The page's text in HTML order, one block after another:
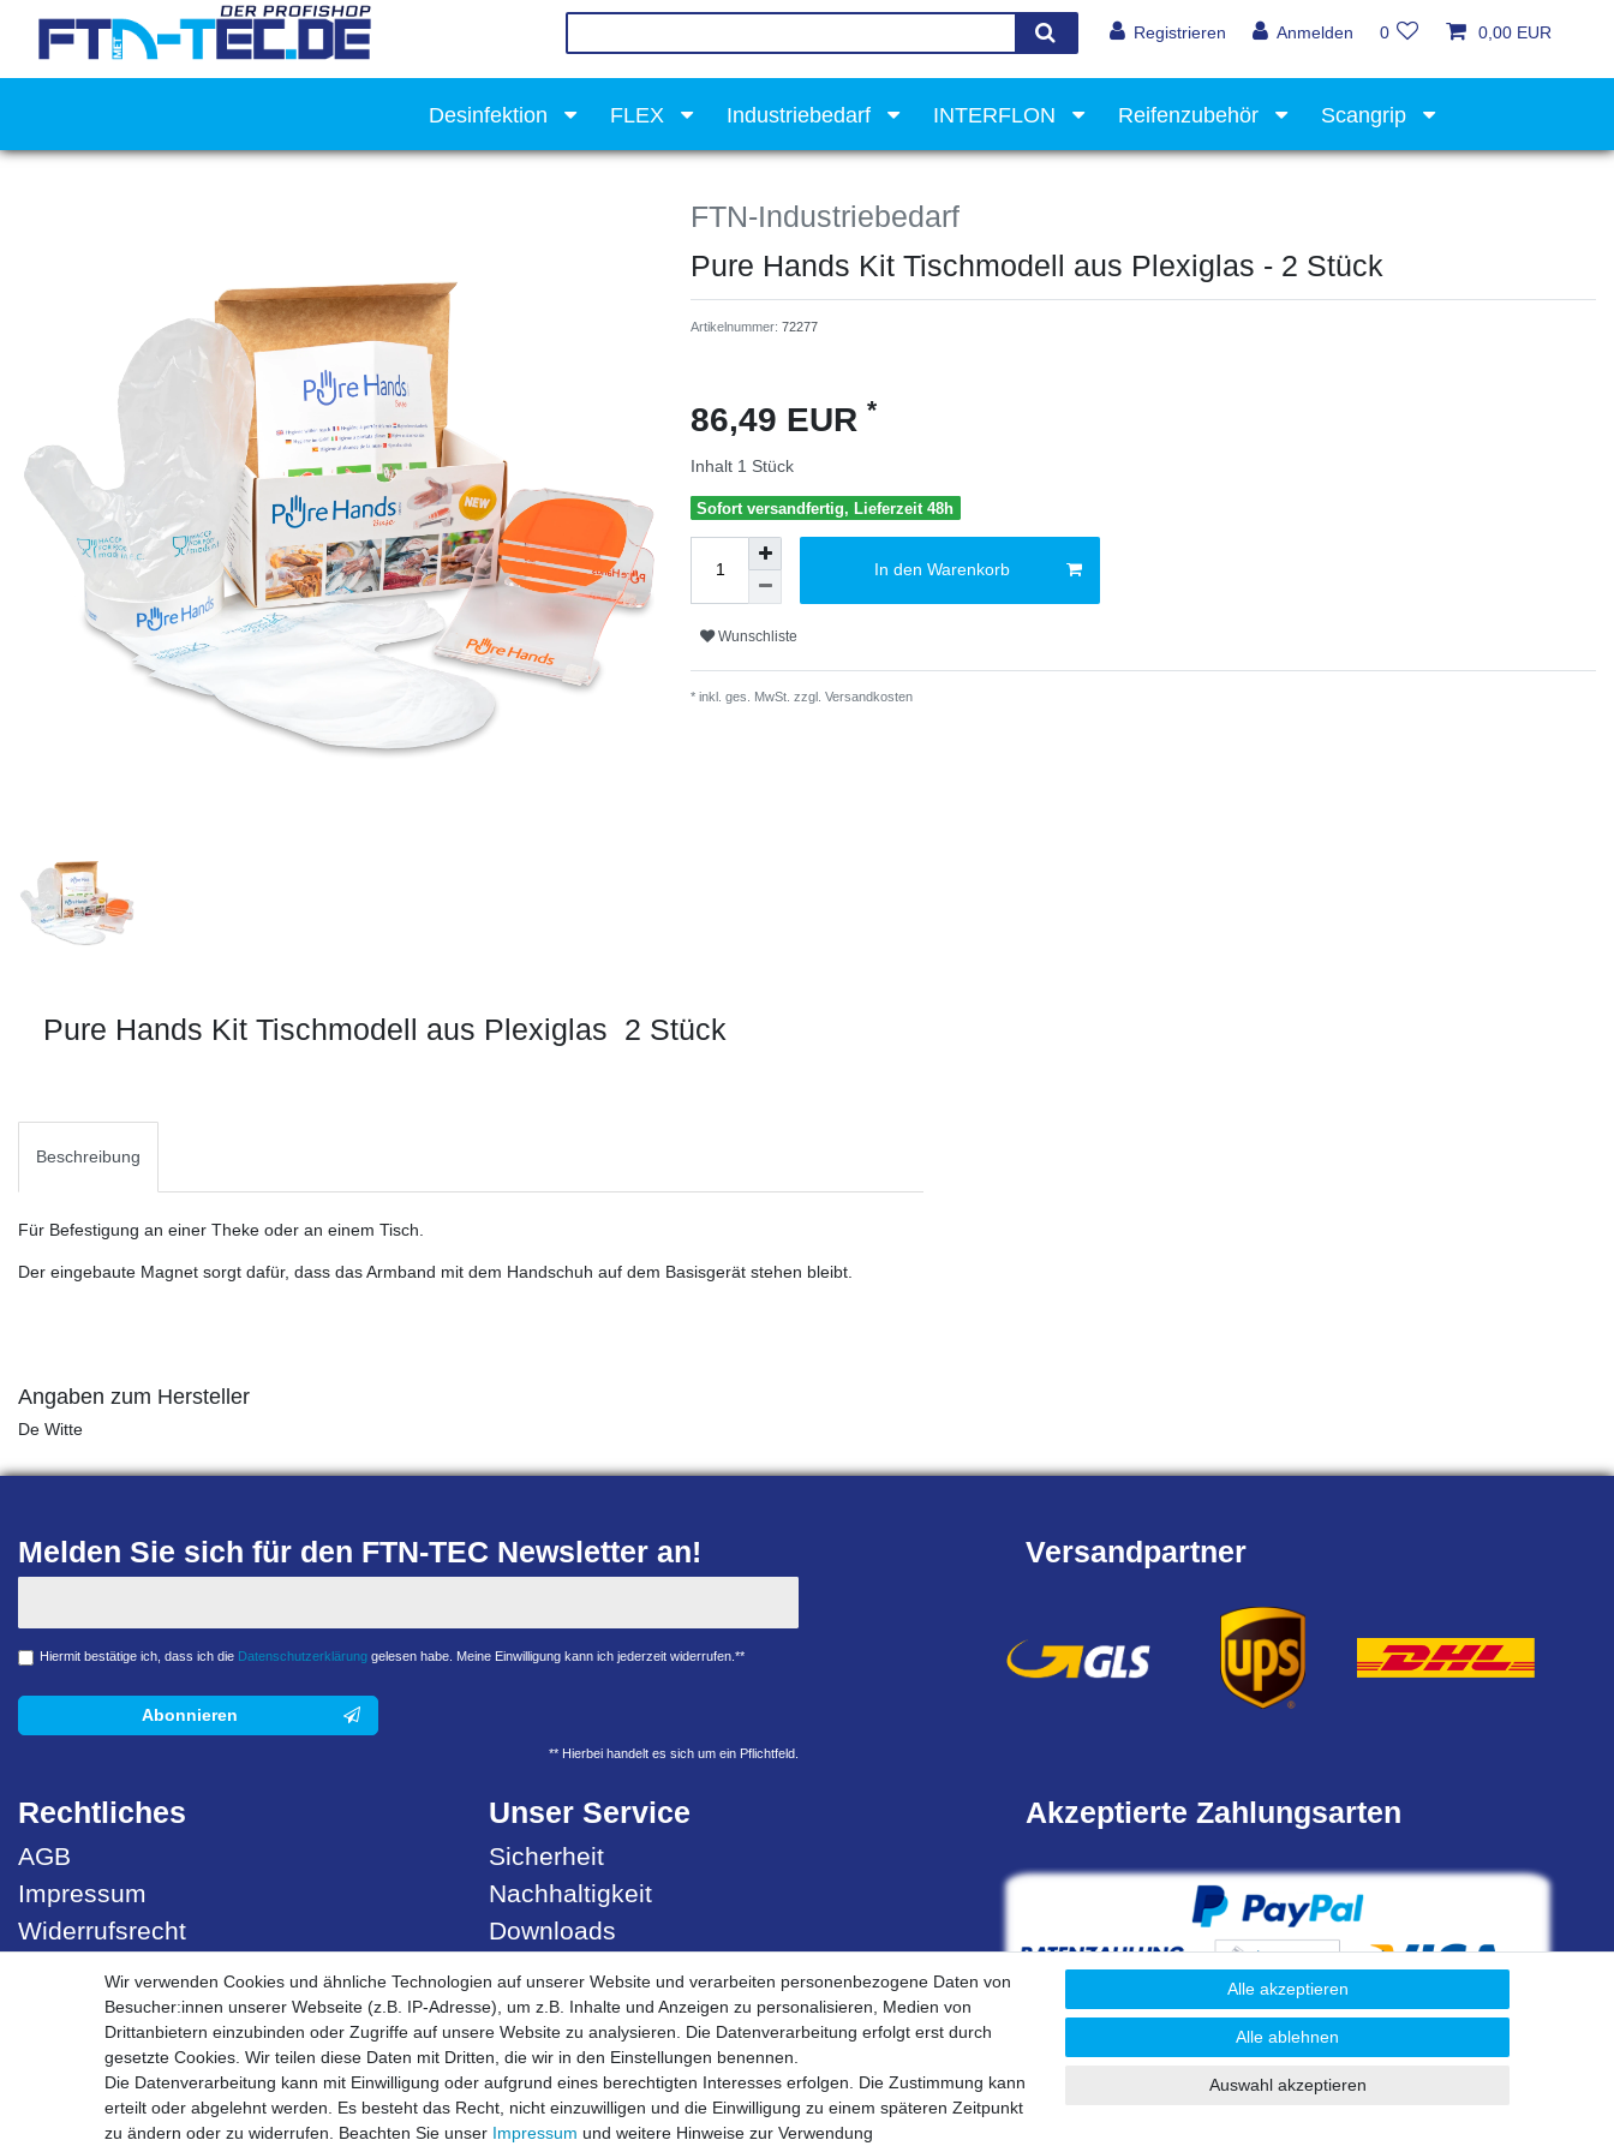
Registrieren Anmelden 0 0,00 EUR
Desinfektion FLEX Industriebedarf INTERFLON Reifenzubehör Scangrip
FTN-Industriebedarf
Pure Hands Kit Tischmodell aus Plexiglas - 2 Stück
Artikelnummer: 72277
86,49 EUR *
Inhalt 1 Stück
Sofort versandfertig, Lieferzeit 48h
In den Warenkorb
Wunschliste
* inkl. ges. MwSt. zzgl. Versandkosten
Pure Hands Kit Tischmodell aus Plexiglas  2 Stück
Beschreibung
Für Befestigung an einer Theke oder an einem Tisch.
Der eingebaute Magnet sorgt dafür, dass das Armband mit dem Handschuh auf dem Basisgerät stehen bleibt.
Angaben zum Hersteller
De Witte
Melden Sie sich für den FTN-TEC Newsletter an!
Hiermit bestätige ich, dass ich die Daten­schutz­erklärunggelesen habe. Meine Einwilligung kann ich jederzeit widerrufen.**
Abonnieren
** Hierbei handelt es sich um ein Pflichtfeld.
Versandpartner
Rechtliches
AGB
Impressum
Widerrufsrecht
Vertrag widerrufen
Unser Service
Sicherheit
Nachhaltigkeit
Downloads
Akzeptierte Zahlungsarten
© 2022 FAHRZEUGTECHNIK NORD GmbH
Wir verwenden Cookies und ähnliche Technologien auf unserer Website und verarbeiten personenbezogene Daten von
Besucher:innen unserer Webseite (z.B. IP-Adresse), um z.B. Inhalte und Anzeigen zu personalisieren, Medien von
Drittanbietern einzubinden oder Zugriffe auf unsere Website zu analysieren. Die Datenverarbeitung erfolgt erst durch
gesetzte Cookies. Wir teilen diese Daten mit Dritten, die wir in den Einstellungen benennen.
Die Datenverarbeitung kann mit Einwilligung oder aufgrund eines berechtigten Interesses erfolgen. Die Zustimmung kann
erteilt oder abgelehnt werden. Es besteht das Recht, nicht einzuwilligen und die Einwilligung zu einem späteren Zeitpunkt
zu ändern oder zu widerrufen. Beachten Sie unser Impressum und weitere Hinweise zur Verwendung
Alle akzeptieren
Alle ablehnen
Auswahl akzeptieren